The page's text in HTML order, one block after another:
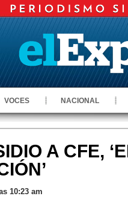
VOCES NACIONAL
A CFE,
10:23 am